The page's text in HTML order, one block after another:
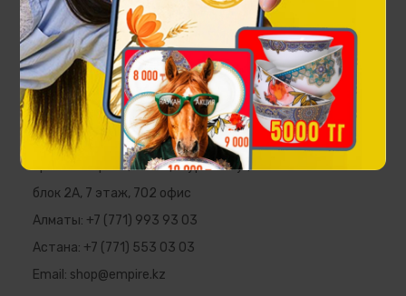
EMPIRE
Республика Казахстан, г. Алматы,
пр. Аль-Фараби, 5 ПФЦ "Нурлы Тау",
блок 2А, 7 этаж, 702 офис
Алматы: +7 (771) 993 93 03
Астана: +7 (771) 553 03 03
Email: shop@empire.kz